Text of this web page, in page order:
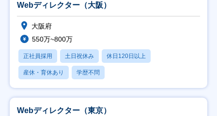
Webディレクター（大阪）
大阪府
550万~800万
正社員採用 土日祝休み 休日120日以上
産休・育休あり 学歴不問
Webディレクター（東京）